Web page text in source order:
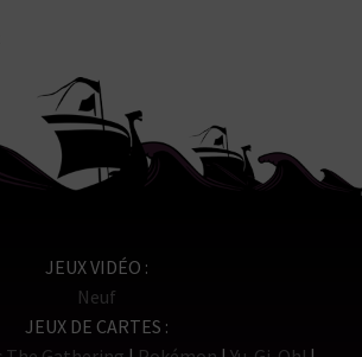
JEUX VIDÉO
Neuf
JEUX DE CARTES